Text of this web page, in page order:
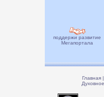
поддержи развитие
Мегапортала
Главная |
Духовное